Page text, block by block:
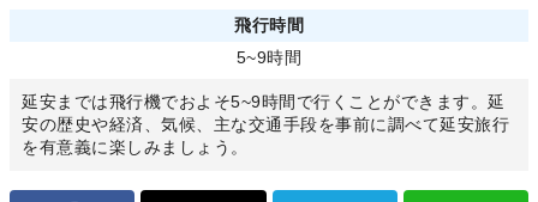
飛行時間
5~9時間
延安までは飛行機でおよそ5~9時間で行くことができます。延
安の歴史や経済、気候、主な交通手段を事前に調べて延安旅行
を有意義に楽しみましょう。